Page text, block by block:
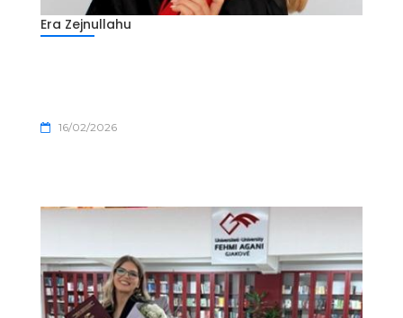
Era Zejnullahu
16/02/2026